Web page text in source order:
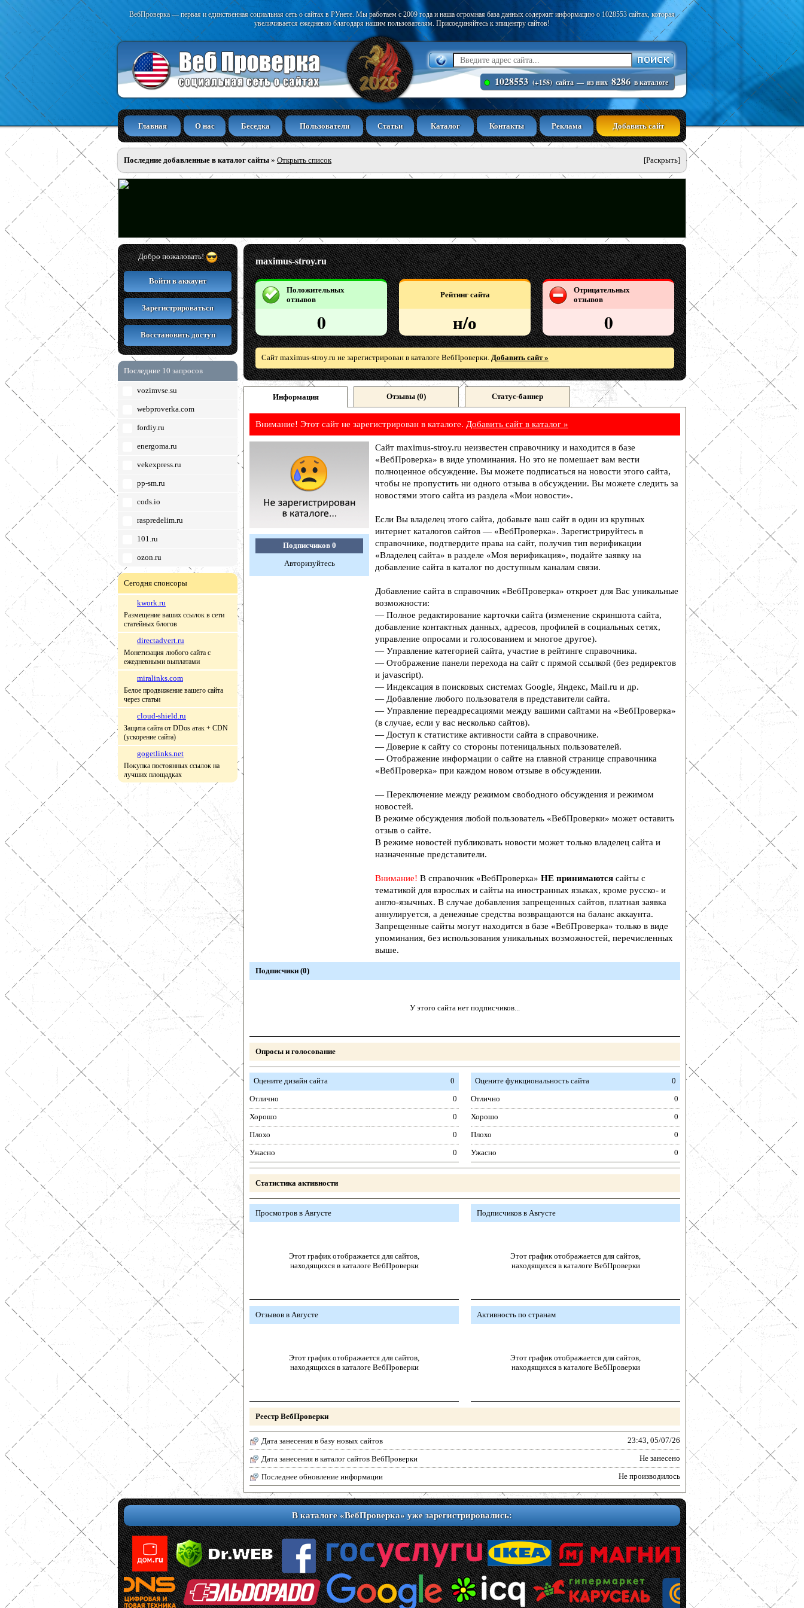
ВебПроверка — первая и единственная социальная сеть о сайтах в РУнете. Мы работаем с 2009 года и наша огромная база данных содержит информацию о 1028553 сайтах, которая
увеличивается ежедневно благодаря нашим пользователям. Присоединяйтесь к эпицентру сайтов!
1028553 (+158) сайта — из них 8286 в каталоге
Главная О нас Беседка Пользователи Статьи Каталог Контакты Реклама Добавить сайт
Последние добавленные в каталог сайты » Открыть список [Раскрыть]
Добро пожаловать!
Войти в аккаунт
Зарегистрироваться
Восстановить доступ
Последние 10 запросов
vozimvse.su
webproverka.com
fordiy.ru
energoma.ru
vekexpress.ru
pp-sm.ru
cods.io
raspredelim.ru
101.ru
ozon.ru
Сегодня спонсоры
kwork.ru
Размещение ваших ссылок в сети
статейных блогов
directadvert.ru
Монетизация любого сайта с
ежедневными выплатами
miralinks.com
Белое продвижение вашего сайта
через статьи
cloud-shield.ru
Защита сайта от DDos атак + CDN
(ускорение сайта)
gogetlinks.net
Покупка постоянных ссылок на
лучших площадках
maximus-stroy.ru
Положительных
отзывов
0
Рейтинг сайта
н/о
Отрицательных
отзывов
0
Сайт maximus-stroy.ru не зарегистрирован в каталоге ВебПроверки. Добавить сайт »
Информация Отзывы (0) Статус-баннер
Внимание! Этот сайт не зарегистрирован в каталоге. Добавить сайт в каталог »
Подписчиков 0
Авторизуйтесь
Сайт maximus-stroy.ru неизвестен справочнику и находится в базе
«ВебПроверка» в виде упоминания. Но это не помешает вам вести
полноценное обсуждение. Вы можете подписаться на новости этого сайта,
чтобы не пропустить ни одного отзыва в обсуждении. Вы можете следить за
новостями этого сайта из раздела «Мои новости».
Если Вы владелец этого сайта, добавьте ваш сайт в один из крупных
интернет каталогов сайтов — «ВебПроверка». Зарегистрируйтесь в
справочнике, подтвердите права на сайт, получив тип верификации
«Владелец сайта» в разделе «Моя верификация», подайте заявку на
добавление сайта в каталог по доступным каналам связи.
Добавление сайта в справочник «ВебПроверка» откроет для Вас уникальные
возможности:
— Полное редактирование карточки сайта (изменение скриншота сайта,
добавление контактных данных, адресов, профилей в социальных сетях,
управление опросами и голосованием и многое другое).
— Управление категорией сайта, участие в рейтинге справочника.
— Отображение панели перехода на сайт с прямой ссылкой (без редиректов
и javascript).
— Индексация в поисковых системах Google, Яндекс, Mail.ru и др.
— Добавление любого пользователя в представители сайта.
— Управление переадресациями между вашими сайтами на «ВебПроверка»
(в случае, если у вас несколько сайтов).
— Доступ к статистике активности сайта в справочнике.
— Доверие к сайту со стороны потеницальных пользователей.
— Отображение информации о сайте на главной странице справочника
«ВебПроверка» при каждом новом отзыве в обсуждении.
— Переключение между режимом свободного обсуждения и режимом
новостей.
В режиме обсуждения любой пользователь «ВебПроверки» может оставить
отзыв о сайте.
В режиме новостей публиковать новости может только владелец сайта и
назначенные представители.
Внимание! В справочник «ВебПроверка» НЕ принимаются сайты с
тематикой для взрослых и сайты на иностранных языках, кроме русско- и
англо-язычных. В случае добавления запрещенных сайтов, платная заявка
аннулируется, а денежные средства возвращаются на баланс аккаунта.
Запрещенные сайты могут находится в базе «ВебПроверка» только в виде
упоминания, без использования уникальных возможностей, перечисленных
выше.
Подписчики (0)
У этого сайта нет подписчиков...
Опросы и голосование
Оцените дизайн сайта
0
Отлично
0
Хорошо
0
Плохо
0
Ужасно
0
Оцените функциональность сайта
0
Отлично
0
Хорошо
0
Плохо
0
Ужасно
0
Статистика активности
Просмотров в Августе
Этот график отображается для сайтов,
находящихся в каталоге ВебПроверки
Подписчиков в Августе
Этот график отображается для сайтов,
находящихся в каталоге ВебПроверки
Отзывов в Августе
Этот график отображается для сайтов,
находящихся в каталоге ВебПроверки
Активность по странам
Этот график отображается для сайтов,
находящихся в каталоге ВебПроверки
Реестр ВебПроверки
Дата занесения в базу новых сайтов 23:43, 05/07/26
Дата занесения в каталог сайтов ВебПроверки Не занесено
Последнее обновление информации Не производилось
В каталоге «ВебПроверка» уже зарегистрировались: